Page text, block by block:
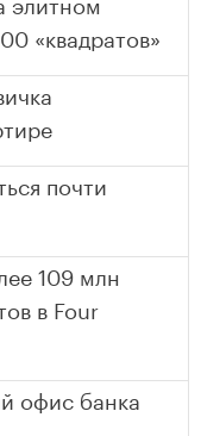
«квадратов»
почти
109 млн
в Four
офис банка